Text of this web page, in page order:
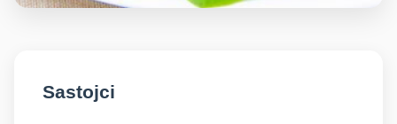
Sastojci